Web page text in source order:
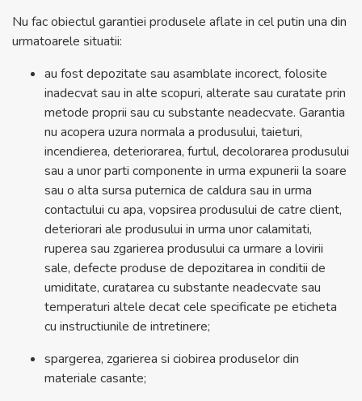
Nu fac obiectul garantiei produsele aflate in cel putin una din
urmatoarele situatii:
au fost depozitate sau asamblate incorect, folosite
inadecvat sau in alte scopuri, alterate sau curatate prin
metode proprii sau cu substante neadecvate. Garantia
nu acopera uzura normala a produsului, taieturi,
incendierea, deteriorarea, furtul, decolorarea produsului
sau a unor parti componente in urma expunerii la soare
sau o alta sursa puternica de caldura sau in urma
contactului cu apa, vopsirea produsului de catre client,
deteriorari ale produsului in urma unor calamitati,
ruperea sau zgarierea produsului ca urmare a lovirii
sale, defecte produse de depozitarea in conditii de
umiditate, curatarea cu substante neadecvate sau
temperaturi altele decat cele specificate pe eticheta
cu instructiunile de intretinere;
spargerea, zgarierea si ciobirea produselor din
materiale casante;